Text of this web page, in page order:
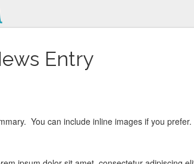
Entry
You can include inline images if you prefer.